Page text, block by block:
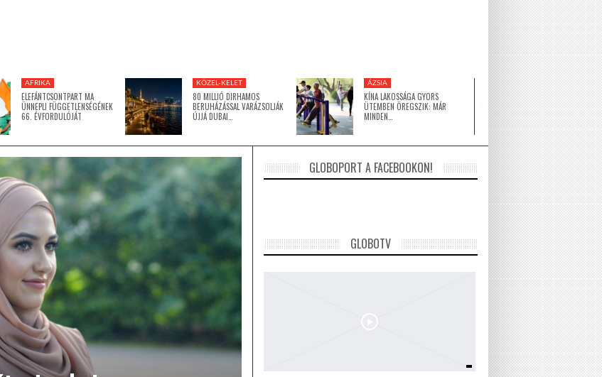
AFRIKA
ELEFÁNTCSONTPART MA
ÜNNEPLI FÜGGETLENSÉGÉNEK
66. ÉVFORDULÓJÁT
KÖZEL-KELET
80 MILLIÓ DIRHAMOS
BERUHÁZÁSSAL VARÁZSOLJÁK
ÚJJÁ DUBAI…
ÁZSIA
KÍNA LAKOSSÁGA GYORS
ÜTEMBEN ÖREGSZIK: MÁR
MINDEN…
GLOBOPORT A FACEBOOKON!
GLOBOTV